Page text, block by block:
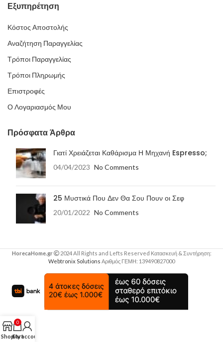
Εξυπηρέτηση
Κόστος Αποστολής
Αναζήτηση Παραγγελίας
Τρόποι Παραγγελίας
Τρόποι Πληρωμής
Επιστροφές
Ο Λογαριασμός Μου
Πρόσφατα Άρθρα
Γιατί Χρειάζεται Καθάρισμα Η Μηχανή Espresso;
04/04/2023 No Comments
25 Μυστικά Που Δεν Θα Σου Πουν οι Σεφ
20/01/2022 No Comments
HorecaHome.gr
2024 All Rights and Lefts Reserved Κατασκευή & Συντήρηση:
Webtronix Solutions Αριθμός ΓΕΜΗ: 139490827000
Shop
0
Cart
My account